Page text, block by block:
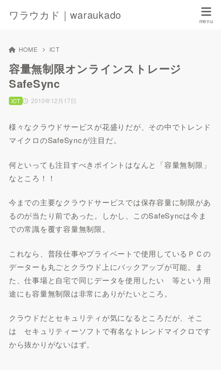
ワラウカド｜waraukado
HOME ICT
容量無制限オンラインストレージ
SafeSync
2010年12月17日
ICT
様々なクラウドサービスが花盛りだが、その中でトレンド
マイクロのSafeSyncが注目だ。
何といっても注目すべきポイントはなんと「容量無制限」
なところ！！
今までの主要なクラウドサービスでは保存容量に制限があ
るのが当たり前であった。しかし、このSafeSyncは今ま
での常識を覆す容量無制限。
これなら、普段仕事やプライベートで使用しているＰＣの
データーも丸ごとクラウド上にバックアップが可能。ま
た、仕事場と自宅で同じデータを使用したい 等という用
途にも容量無制限は非常にありがたいところ。
クラウドだとセキュリティが気になるところだが、そこ
は セキュリティーソフトで有名なトレンドマイクロです
から抜かりがないはず。